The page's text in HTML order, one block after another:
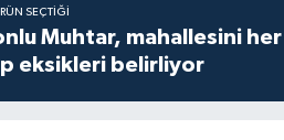
SEÇTIĞI
Muhtar, mahallesini
eksikleri belirliyor